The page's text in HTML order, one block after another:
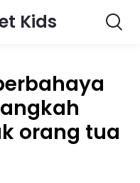
Kids
orang tua